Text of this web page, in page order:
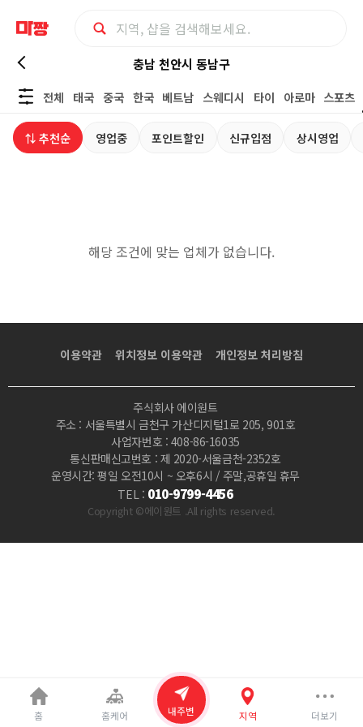
충
남
천
개
마
충남 천안시 동남구
전체
태국 중국 한국 베트남 스웨디시 타이 아로마 스포츠
⇅ 추천순 영업중 포인트할인 신규입점 상시영업
해당 조건에 맞는 업체가 없습니다.
이용약관 위치정보 이용약관 개인정보 처리방침
주식회사 에이원트
주소 : 서울특별시 금천구 가산디지털1로 205, 901호
사업자번호 : 408-86-16035
통신판매신고번호 : 제 2020-서울금천-2352호
운영시간: 평일 오전10시 ~ 오후6시 / 주말,공휴일 휴무
TEL : 010-9799-4456
Copyright ©에이원트 .All rights reserved.
홈 홈케어 내주변 지역 더보기